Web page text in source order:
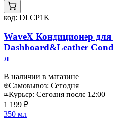
код: DLCP1K
WaveX Кондиционер
Dashboard&Leather
л
В наличии в магазине
Самовывоз: Сегодня
Курьер: Сегодня после 12:00
1 199 ₽
350 мл